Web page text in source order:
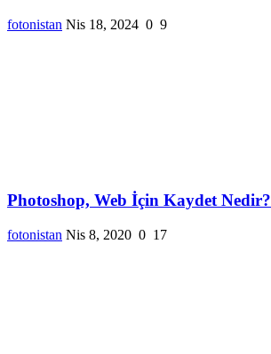
fotonistan Nis 18, 2024 0 9
Photoshop, Web İçin Kaydet Nedir?
fotonistan Nis 8, 2020 0 17